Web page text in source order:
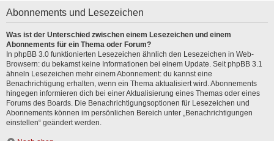
Abonnements und Lesezeichen
Was ist der Unterschied zwischen einem Lesezeichen und einem
Abonnements für ein Thema oder Forum?
In phpBB 3.0 funktionierten Lesezeichen ähnlich den Lesezeichen in Web-
Browsern: du bekamst keine Informationen bei einem Update. Seit phpBB 3.1
ähneln Lesezeichen mehr einem Abonnement: du kannst eine
Benachrichtigung erhalten, wenn ein Thema aktualisiert wird. Abonnements
hingegen informieren dich bei einer Aktualisierung eines Themas oder eines
Forums des Boards. Die Benachrichtigungsoptionen für Lesezeichen und
Abonnements können im persönlichen Bereich unter „Benachrichtigungen
einstellen“ geändert werden.